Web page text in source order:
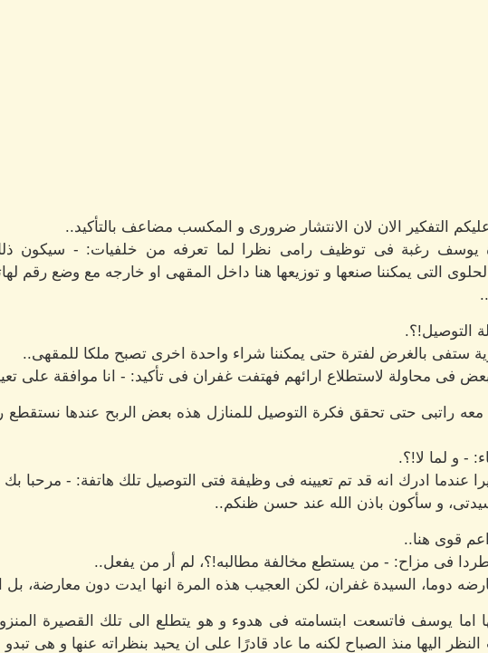
التفكير الان لان الانتشار ضرورى و المكسب مضاعف بالتأكيد..
رغبة فى توظيف رامى نظرا لما تعرفه من خلفيات: - سيكون ذلك
التى يمكننا صنعها و توزيعها هنا داخل المقهى او خارجه مع وضع رقم
التوصيل!؟.
ستفى بالغرض لفترة حتى يمكننا شراء واحدة اخرى تصبح ملكا للمقهى..
فى محاولة لاستطلاع ارائهم فهتفت غفران فى تأكيد: - انا موافقة على
حتى تحقق فكرة التوصيل للمنازل هذه بعض الربح عندها نستقطع
- و لما لا!؟.
عندما ادرك انه قد تم تعيينه فى وظيفة فتى التوصيل تلك هاتفة: - مرحبا بك
و سأكون باذن الله عند حسن ظنكم..
قوى هنا..
فى مزاح: - من يستطع مخالفة مطالبه!؟، لم أر من يفعل..
دوما، السيدة غفران، لكن العجيب هذه المرة انها ايدت دون معارضة، بل
اما يوسف فاتسعت ابتسامته فى هدوء و هو يتطلع الى تلك القصيرة
اليها منذ الصباح لكنه ما عاد قادرًا على ان يحيد بنظراته عنها و هى تبدو